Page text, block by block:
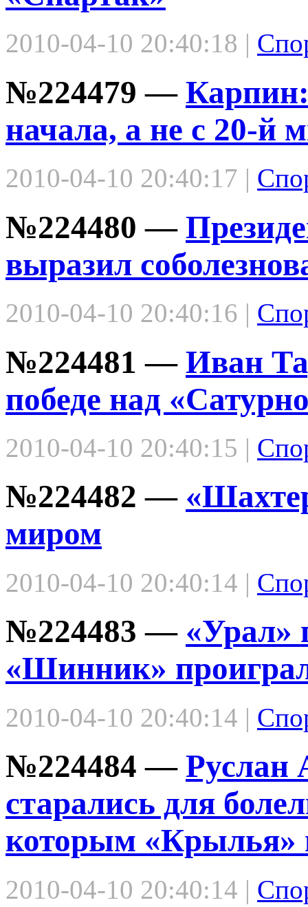
2010-04-10 20:40:18 |
№224479 —
начала, а не с 20-й
2010-04-10 20:40:17 |
№224480 —
выразил
2010-04-10 20:40:16 |
№224481 — Иван
победе над
2010-04-10 20:40:15 |
№224482 —
миром
2010-04-10 20:40:14 |
№224483 — «Урал»
«Шинник»
2010-04-10 20:40:14 |
№224484 — Руслан
старались для
которым «Крылья»
2010-04-10 20:40:14 |